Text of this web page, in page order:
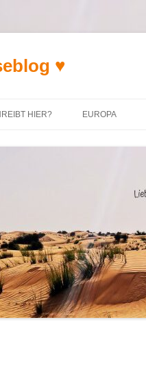
♥
HIER? EUROPA